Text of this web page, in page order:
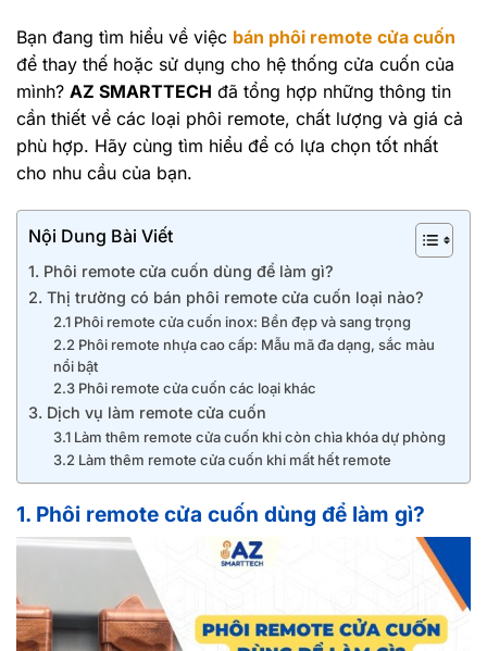
Bạn đang tìm hiểu về việc bán phôi remote cửa cuốn
để thay thế hoặc sử dụng cho hệ thống cửa cuốn của
mình? AZ SMARTTECH đã tổng hợp những thông tin
cần thiết về các loại phôi remote, chất lượng và giá cả
phù hợp. Hãy cùng tìm hiểu để có lựa chọn tốt nhất
cho nhu cầu của bạn.
Nội Dung Bài Viết
1. Phôi remote cửa cuốn dùng để làm gì?
2. Thị trường có bán phôi remote cửa cuốn loại nào?
2.1 Phôi remote cửa cuốn inox: Bền đẹp và sang trọng
2.2 Phôi remote nhựa cao cấp: Mẫu mã đa dạng, sắc màu
nổi bật
2.3 Phôi remote cửa cuốn các loại khác
3. Dịch vụ làm remote cửa cuốn
3.1 Làm thêm remote cửa cuốn khi còn chìa khóa dự phòng
3.2 Làm thêm remote cửa cuốn khi mất hết remote
1. Phôi remote cửa cuốn dùng để làm gì?